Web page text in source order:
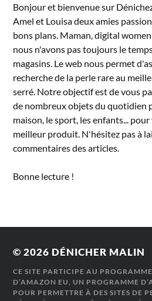
Bonjour et bienvenue sur
Amel et Louisa deux amies
bons plans. Maman, digital
nous n'avons pas toujours le
magasins. Le web nous permet
recherche de la perle rare au
serré. Notre objectif est de vous
de nombreux objets du quotidien
maison, le sport, les enfants...
meilleur produit. N'hésitez pas à
commentaires des articles.
Bonne lecture !
© 2026 DÉNICHER MALIN
CE SITE PARTICIPE AU
D’AMAZON EU, UN PROGRAMME
POUR PERMETTRE À DES SITES DE